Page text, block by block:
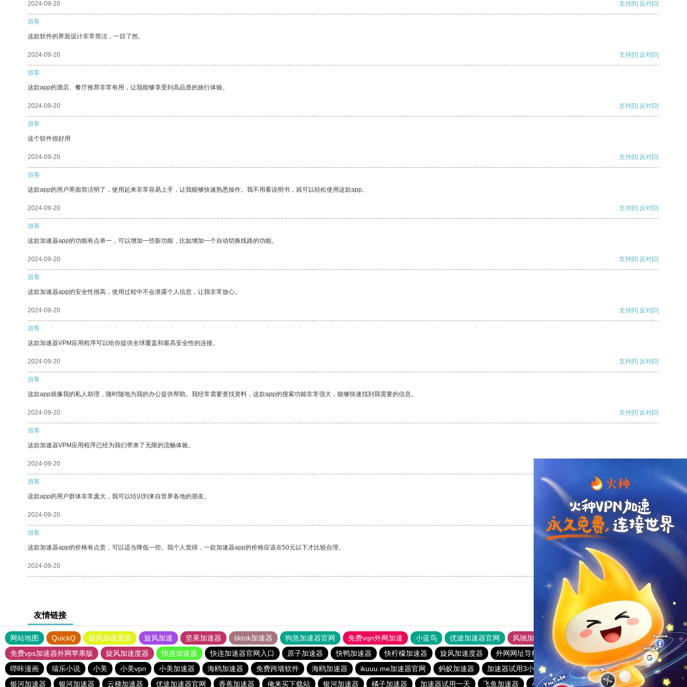
2024-09-20 支持[0] 反对[0]
游客
这款软件的界面设计非常简洁，一目了然。
2024-09-20 支持[0] 反对[0]
游客
这款app的酒店、餐厅推荐非常有用，让我能够享受到高品质的旅行体验。
2024-09-20 支持[0] 反对[0]
游客
这个软件很好用
2024-09-20 支持[0] 反对[0]
游客
这款app的用户界面简洁明了，使用起来非常容易上手，让我能够快速熟悉操作。我不用看说明书，就可以轻松使用这款app。
2024-09-20 支持[0] 反对[0]
游客
这款加速器app的功能有点单一，可以增加一些新功能，比如增加一个自动切换线路的功能。
2024-09-20 支持[0] 反对[0]
游客
这款加速器app的安全性很高，使用过程中不会泄露个人信息，让我非常放心。
2024-09-20 支持[0] 反对[0]
游客
这款加速器VPM应用程序可以给你提供全球覆盖和最高安全性的连接。
2024-09-20 支持[0] 反对[0]
游客
这款app就像我的私人助理，随时随地为我的办公提供帮助。我经常需要查找资料，这款app的搜索功能非常强大，能够快速找到我需要的信息。
2024-09-20 支持[0] 反对[0]
游客
这款加速器VPM应用程序已经为我们带来了无限的流畅体验。
2024-09-20
游客
这款app的用户群体非常庞大，我可以结识到来自世界各地的朋友。
2024-09-20 支持 [0] 反对 [0]
游客
这款加速器app的价格有点贵，可以适当降低一些。我个人觉得，一款加速器app的价格应该在50元以下才比较合理。
2024-09-20 支持
友情链接
网站地图 QuickQ 旋风加速度器 旋风加速 坚果加速器 tiktok加速器 狗急加速器官网 免费vqn外网加速 小蓝鸟 优途加速器官网 风驰加速器
旋风加速器
免费vps加速器外网苹果版
旋风加速度器 快连加速器 快连加速器官网入口 原子加速器 快鸭加速器 快柠檬加速器 旋风加速度器 外网网址导航 软件中心 雷霆加速
狂飙加速器
哔咔漫画
瑞乐小说 小美 小美vpn 小美加速器 海鸥加速器 免费跨墙软件 海鸥加速器 ikuuu.me加速器官网 蚂蚁加速器 加速器试用3小时 极光aurora加速器
云梯加速器
银河加速器
银河加速器 云梯加速器 优途加速器官网 香蕉加速器 俺来买下载站 银河加速器 橘子加速器 加速器试用一天 飞鱼加速器 小熊加速器 旋风加速度器 白鲸加速器